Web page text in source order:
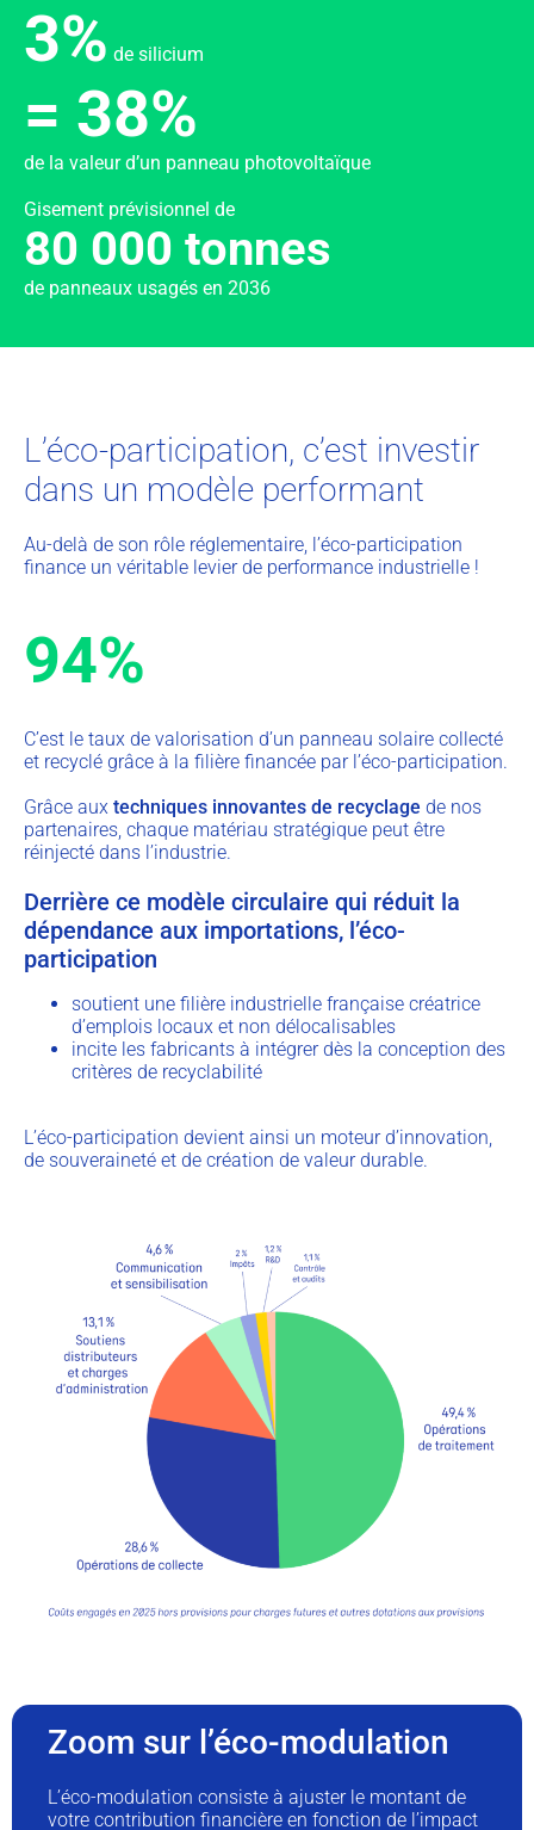
3% de silicium
= 38%
de la valeur d’un panneau photovoltaïque
Gisement prévisionnel de
80 000 tonnes
de panneaux usagés en 2036
L’éco-participation, c’est investir
dans un modèle performant
Au-delà de son rôle réglementaire, l’éco-participation
finance un véritable levier de performance industrielle !
94%
C’est le taux de valorisation d’un panneau solaire collecté
et recyclé grâce à la filière financée par l’éco-participation.
Grâce aux techniques innovantes de recyclage de nos
partenaires, chaque matériau stratégique peut être
réinjecté dans l’industrie.
Derrière ce modèle circulaire qui réduit la
dépendance aux importations, l’éco-
participation
soutient une filière industrielle française créatrice
d’emplois locaux et non délocalisables
incite les fabricants à intégrer dès la conception des
critères de recyclabilité
L’éco-participation devient ainsi un moteur d’innovation,
de souveraineté et de création de valeur durable.
Zoom sur l’éco-modulation
L’éco-modulation consiste à ajuster le montant de
votre contribution financière en fonction de l’impact